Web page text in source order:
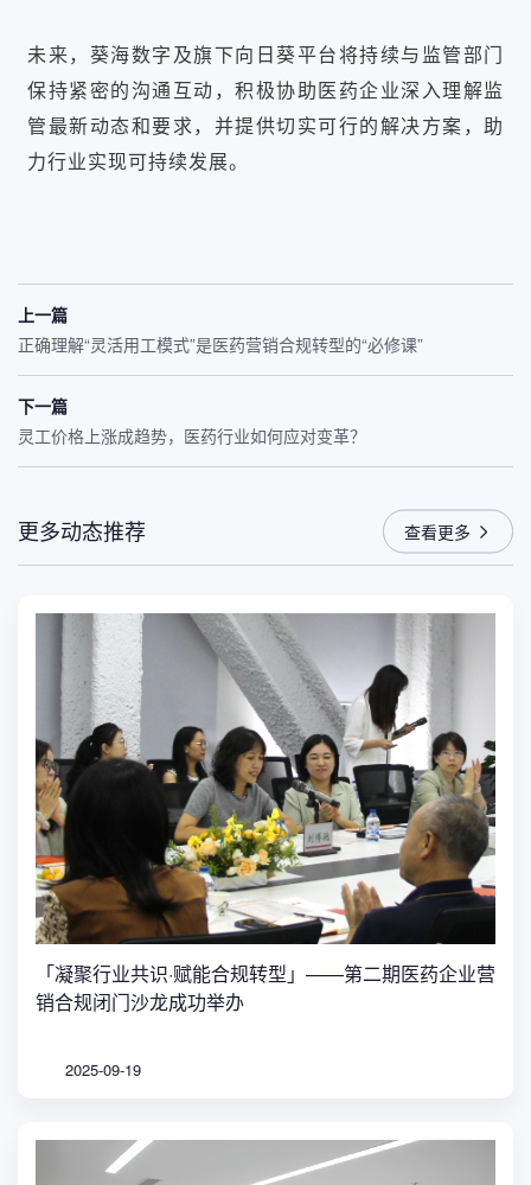
未来，葵海数字及旗下向日葵平台将持续与监管部门
保持紧密的沟通互动，积极协助医药企业深入理解监
管最新动态和要求，并提供切实可行的解决方案，助
力行业实现可持续发展。
上一篇
正确理解“灵活用工模式”是医药营销合规转型的“必修课”
下一篇
灵工价格上涨成趋势，医药行业如何应对变革？
更多动态推荐 查看更多
「凝聚行业共识·赋能合规转型」——第二期医药企业营
销合规闭门沙龙成功举办
2025-09-19